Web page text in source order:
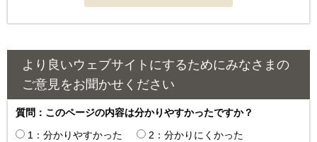
より良いウェブサイトにするためにみなさまの
ご意見をお聞かせください
質問：このページの内容は分かりやすかったですか？
1：分かりやすかった
2：分かりにくかった